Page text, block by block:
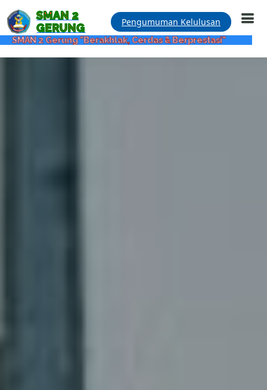
SMAN 2
GERUNG
Pengumuman Kelulusan
"Berakhlak, Cerdas & Berprestasi"